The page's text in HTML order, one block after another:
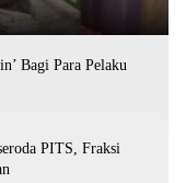
Bagi Para Pelaku
PITS, Fraksi